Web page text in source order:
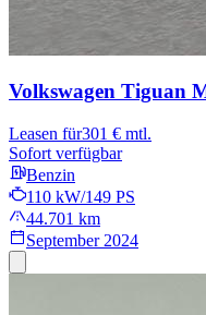
Volkswagen Tiguan
Leasen für301 € mtl.
Sofort verfügbar
Benzin
110 kW/149 PS
44.701 km
September 2024